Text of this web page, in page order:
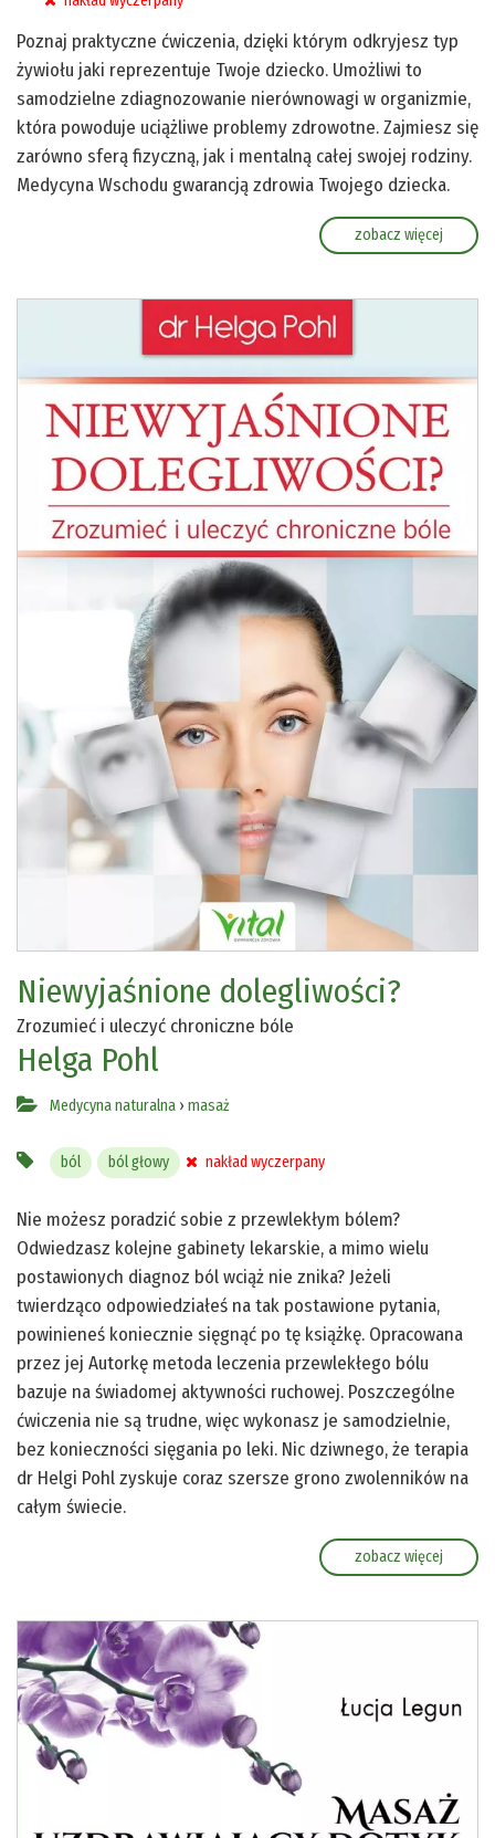
Poznaj praktyczne ćwiczenia, dzięki którym odkryjesz typ
żywiołu jaki reprezentuje Twoje dziecko. Umożliwi to
samodzielne zdiagnozowanie nierównowagi w organizmie,
która powoduje uciążliwe problemy zdrowotne. Zajmiesz się
zarówno sferą fizyczną, jak i mentalną całej swojej rodziny.
Medycyna Wschodu gwarancją zdrowia Twojego dziecka.
zobacz więcej
Niewyjaśnione dolegliwości?
Zrozumieć i uleczyć chroniczne bóle
Helga Pohl
Medycyna naturalna › masaż
ból ból głowy nakład wyczerpany
Nie możesz poradzić sobie z przewlekłym bólem?
Odwiedzasz kolejne gabinety lekarskie, a mimo wielu
postawionych diagnoz ból wciąż nie znika? Jeżeli
twierdząco odpowiedziałeś na tak postawione pytania,
powinieneś koniecznie sięgnąć po tę książkę. Opracowana
przez jej Autorkę metoda leczenia przewlekłego bólu
bazuje na świadomej aktywności ruchowej. Poszczególne
ćwiczenia nie są trudne, więc wykonasz je samodzielnie,
bez konieczności sięgania po leki. Nic dziwnego, że terapia
dr Helgi Pohl zyskuje coraz szersze grono zwolenników na
całym świecie.
zobacz więcej